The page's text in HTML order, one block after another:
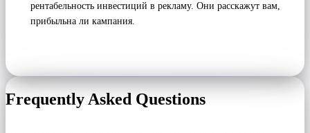
рентабельность инвестиций в рекламу. Они расскажут вам,
прибыльна ли кампания.
Frequently Asked Questions